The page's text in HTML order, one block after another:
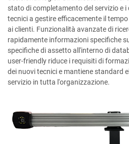
stato di completamento del servizio e
tecnici a gestire efficacemente il
ai clienti. Funzionalità avanzate di
rapidamente informazioni specifiche
specifiche di assetto all'interno di
user-friendly riduce i requisiti di
dei nuovi tecnici e mantiene standard
servizio in tutta l'organizzazione.